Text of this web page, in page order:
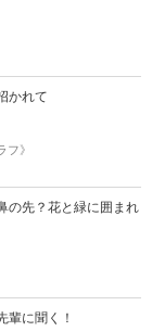
かれて
》
の先？花と緑に囲まれ
輩に聞く！